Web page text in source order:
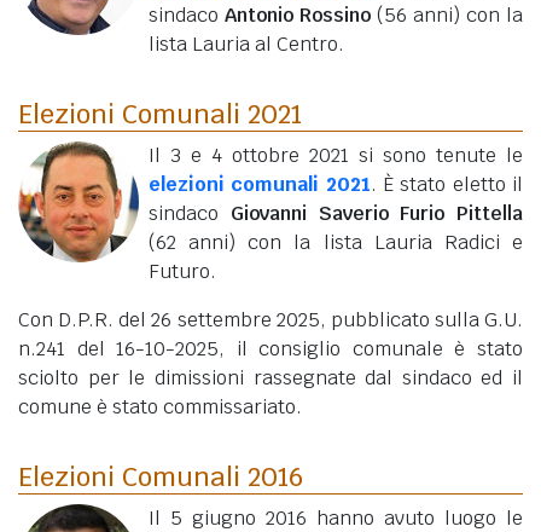
sindaco Antonio Rossino (56 anni) con la
lista Lauria al Centro.
Elezioni Comunali 2021
Il 3 e 4 ottobre 2021 si sono tenute le
elezioni comunali 2021. È stato eletto il
sindaco Giovanni Saverio Furio Pittella
(62 anni) con la lista Lauria Radici e
Futuro.
Con D.P.R. del 26 settembre 2025, pubblicato sulla G.U.
n.241 del 16-10-2025, il consiglio comunale è stato
sciolto per le dimissioni rassegnate dal sindaco ed il
comune è stato commissariato.
Elezioni Comunali 2016
Il 5 giugno 2016 hanno avuto luogo le